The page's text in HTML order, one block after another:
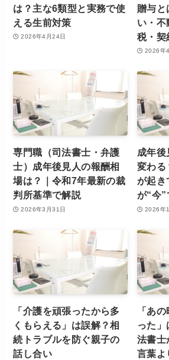
は？主な6類型と実務で使
える生前対策
2026年4月24日
贈与と
い・不
税・契
2026年
専門職（司法書士・弁護
士）成年後見人の報酬相
場は？｜令和7年最新の裁
判所基準で解説
2026年3月31日
成年後
変わる
が起
が“今
2026年
「介護を頑張ったから多
くもらえる」は誤解？相
続トラブルを防ぐ親子の
話し合い
「あ
った」
法書士
言葉よ